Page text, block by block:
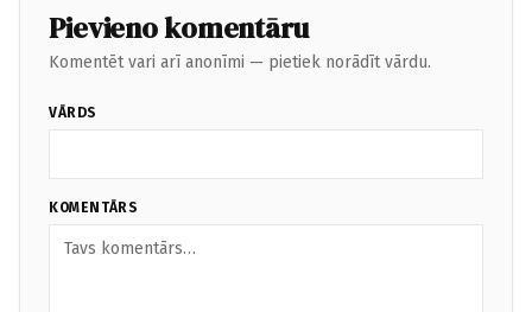
Pievieno komentāru
Komentēt vari arī anonīmi — pietiek norādīt vārdu.
VĀRDS
KOMENTĀRS